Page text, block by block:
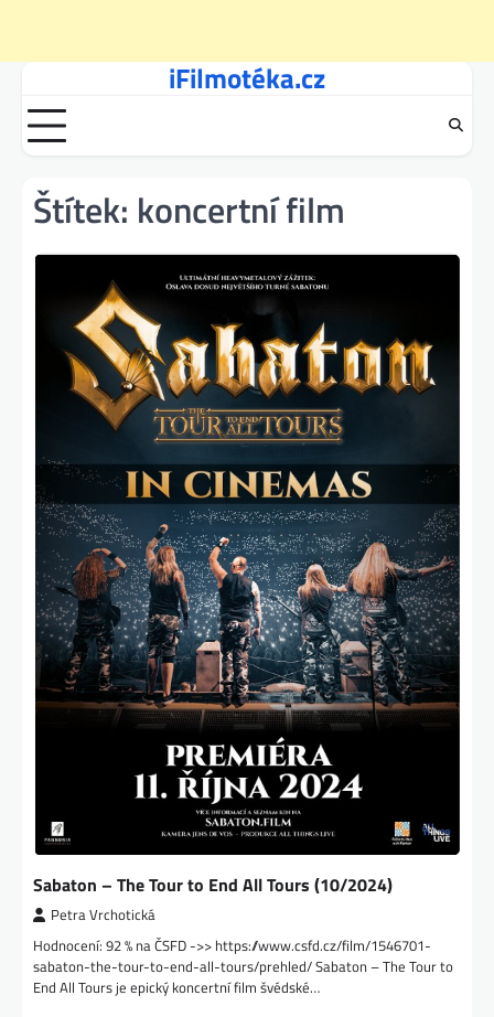
content
iFilmotéka.cz
Štítek: koncertní film
Sabaton – The Tour to End All Tours (10/2024)
Petra Vrchotická
Hodnocení: 92 % na ČSFD ->> https://www.csfd.cz/film/1546701-
sabaton-the-tour-to-end-all-tours/prehled/ Sabaton – The Tour to
End All Tours je epický koncertní film švédské…